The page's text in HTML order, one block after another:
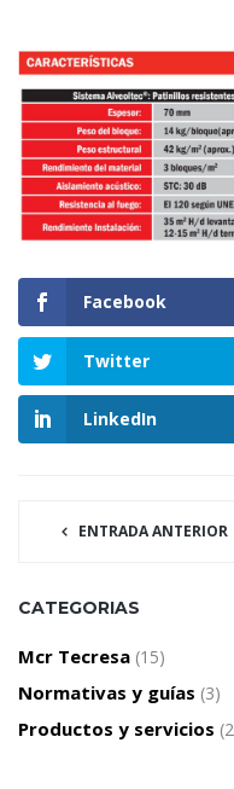
Facebook
Twitter
LinkedIn
ENTRADA ANTERIOR
CATEGORIAS
Mcr Tecresa (15)
Normativas y guías (3)
Productos y servicios